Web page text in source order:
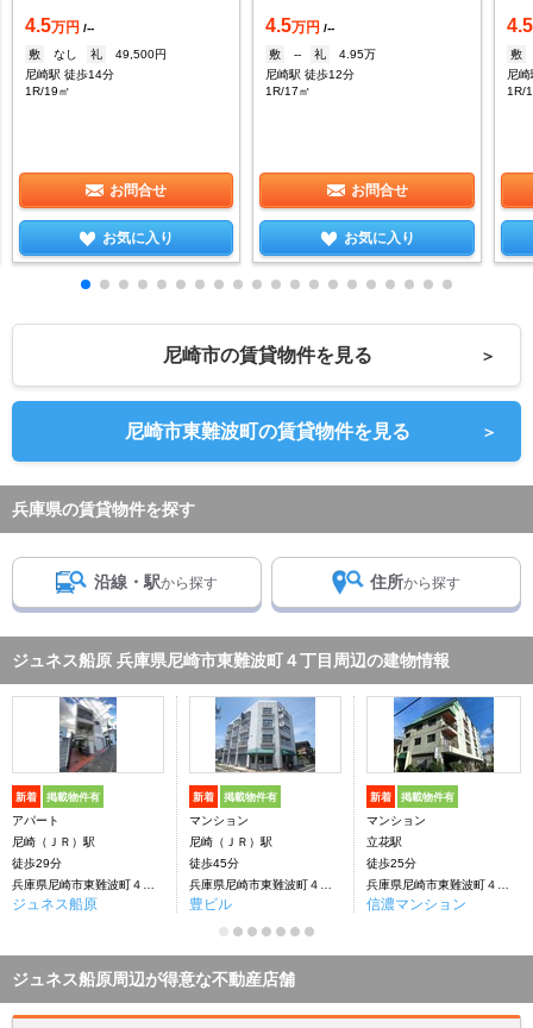
4.5万円 /--
敷
なし 礼
49,500円
尼崎駅 徒歩14分
1R/19㎡
お問合せ
お気に入り
4.5万円 /--
敷
-- 礼
4.95万
尼崎駅 徒歩12分
1R/17㎡
お問合せ
お気に入り
4.5
敷
尼
1R/
尼崎市の賃貸物件を見る ＞
尼崎市東難波町の賃貸物件を見る ＞
兵庫県の賃貸物件を探す
沿線・駅から探す 住所から探す
ジュネス船原 兵庫県尼崎市東難波町４丁目周辺の建物情報
新着 掲載物件有
アパート
尼崎（ＪＲ）駅
徒歩29分
ジュネス船原
新着 掲載物件有
マンション
尼崎（ＪＲ）駅
徒歩45分
豊ビル
新着 掲載物件有
マンション
立花駅
徒歩25分
信濃マンション
ジュネス船原周辺が得意な不動産店舗